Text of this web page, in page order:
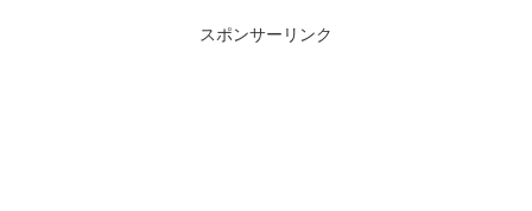
スポンサーリンク